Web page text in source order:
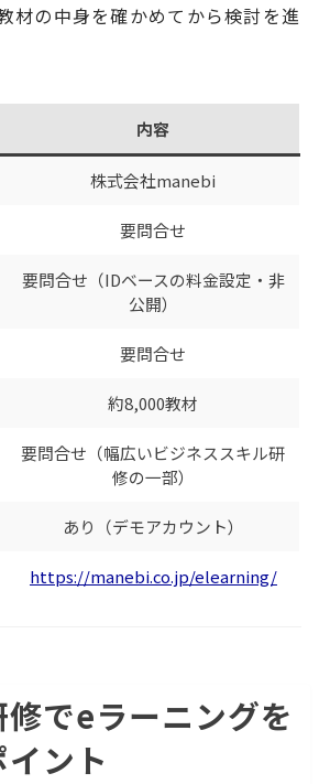
材の中身を確かめてから検討を進
内容
株式会社manebi
要問合せ
要問合せ（IDベースの料金設定・非
公開）
要問合せ
約8,000教材
要問合せ（幅広いビジネススキル研
修の一部）
あり（デモアカウント）
https://manebi.co.jp/elearning/
でeラーニングを
ント